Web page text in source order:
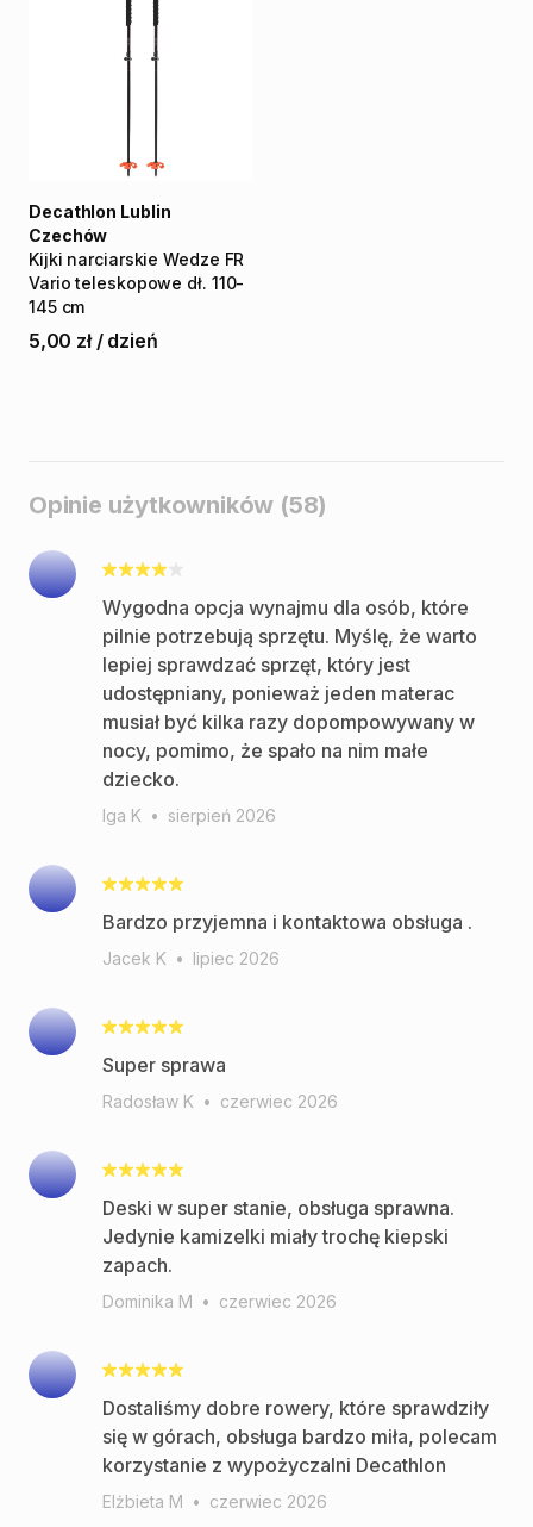
Kijki narciarskie Wedze FR
Vario teleskopowe dł. 110-
145 cm
Decathlon Lublin
Czechów
5,00 zł / dzień
Opinie użytkowników (58)
Wygodna opcja wynajmu dla osób, które
pilnie potrzebują sprzętu. Myślę, że warto
lepiej sprawdzać sprzęt, który jest
udostępniany, ponieważ jeden materac
musiał być kilka razy dopompowywany w
nocy, pomimo, że spało na nim małe
dziecko.
Iga K • sierpień 2026
Bardzo przyjemna i kontaktowa obsługa .
Jacek K • lipiec 2026
Super sprawa
Radosław K • czerwiec 2026
Deski w super stanie, obsługa sprawna.
Jedynie kamizelki miały trochę kiepski
zapach.
Dominika M • czerwiec 2026
Dostaliśmy dobre rowery, które sprawdziły
się w górach, obsługa bardzo miła, polecam
korzystanie z wypożyczalni Decathlon
Elżbieta M • czerwiec 2026